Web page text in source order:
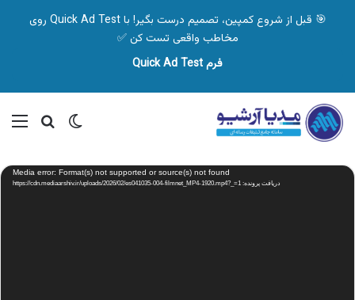
🎯 قبل از شروع کمپین، تصمیم درست بگیر! با Quick Ad Test روی
مخاطب واقعی تست کن ✅
فرم Quick Ad Test
تغییر پوسته
نمایشگر
ویدیو Media error: Format(s) not supported or source(s) not found
دریافت پرونده: https://cdn.mediaarshiv.ir/uploads/2026/02/es041035-004-filmnet_MP4-1920.mp4?_=1